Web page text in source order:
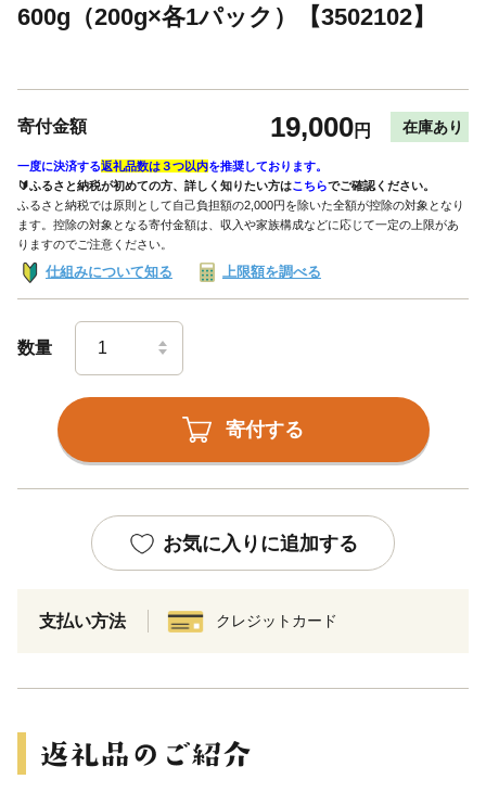
600g（200g×各1パック）【3502102】
寄付金額 19,000円 在庫あり
一度に決済する返礼品数は３つ以内を推奨しております。
🔰ふるさと納税が初めての方、詳しく知りたい方はこちらでご確認ください。
ふるさと納税では原則として自己負担額の2,000円を除いた全額が控除の対象となり
ます。控除の対象となる寄付金額は、収入や家族構成などに応じて一定の上限があ
りますのでご注意ください。
仕組みについて知る 上限額を調べる
数量
寄付する
お気に入りに追加する
支払い方法 クレジットカード